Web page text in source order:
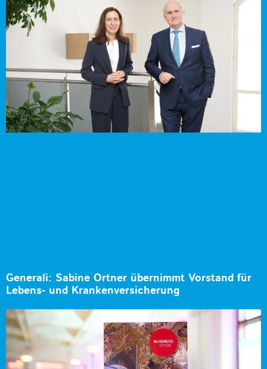
Generali: Sabine Ortner übernimmt Vorstand für
Lebens- und Krankenversicherung